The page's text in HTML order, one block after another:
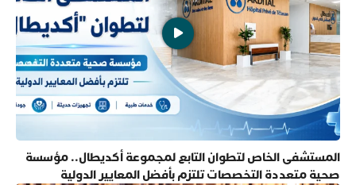
المستشفى الخاص لتطوان التابع لمجموعة أكديطال.. مؤسسة
صحية متعددة التخصصات تلتزم بأفضل المعايير الدولية